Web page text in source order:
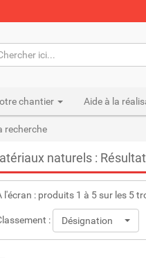
chantier Aide à la
recherche
naturels :
l'écran : produits 1 à 5 sur les 5
: Désignation